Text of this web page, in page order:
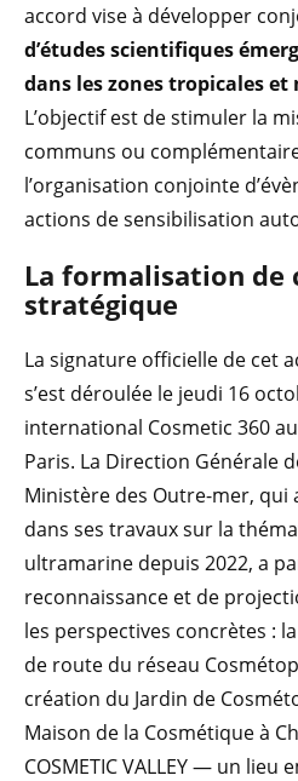
accord vise à développer
d’études scientifiques
dans les zones tropicales
L’objectif est de stimuler la
communs ou
l’organisation conjointe
actions de sensibilisation
La formalisation de
stratégique
La signature officielle de cet
s’est déroulée le jeudi 16
international Cosmetic 360
Paris. La Direction Générale
Ministère des Outre-mer, qui
dans ses travaux sur la
ultramarine depuis 2022, a
reconnaissance et de
les perspectives concrètes :
de route du réseau
création du Jardin de
Maison de la Cosmétique à
COSMETIC VALLEY — un lieu